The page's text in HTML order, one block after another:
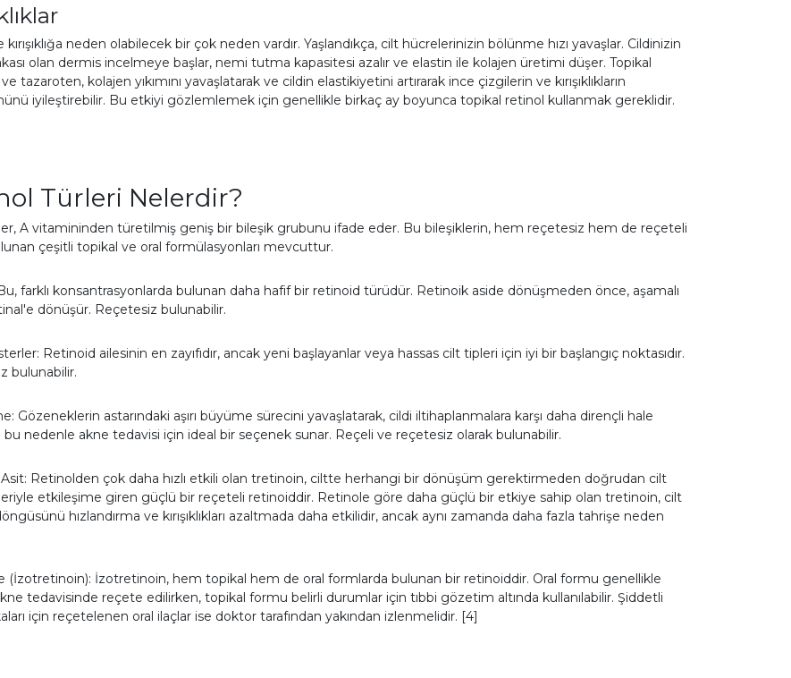
kırışıklığa neden olabilecek bir çok neden vardır. Yaşlandıkça, cilt hücrelerinizin bölünme hızı yavaşlar. Cildinizin
olan dermis incelmeye başlar, nemi tutma kapasitesi azalır ve elastin ile kolajen üretimi düşer. Topikal
tazaroten, kolajen yıkımını yavaşlatarak ve cildin elastikiyetini artırarak ince çizgilerin ve kırışıklıkların
iyileştirebilir. Bu etkiyi gözlemlemek için genellikle birkaç ay boyunca topikal retinol kullanmak gereklidir.
Türleri Nelerdir?
A vitamininden türetilmiş geniş bir bileşik grubunu ifade eder. Bu bileşiklerin, hem reçetesiz hem de reçeteli
çeşitli topikal ve oral formülasyonları mevcuttur.
farklı konsantrasyonlarda bulunan daha hafif bir retinoid türüdür. Retinoik aside dönüşmeden önce, aşamalı
dönüşür. Reçetesiz bulunabilir.
Retinoid ailesinin en zayıfıdır, ancak yeni başlayanlar veya hassas cilt tipleri için iyi bir başlangıç noktasıdır.
bulunabilir.
Gözeneklerin astarındaki aşırı büyüme sürecini yavaşlatarak, cildi iltihaplanmalara karşı daha dirençli hale
nedenle akne tedavisi için ideal bir seçenek sunar. Reçeli ve reçetesiz olarak bulunabilir.
Retinolden çok daha hızlı etkili olan tretinoin, ciltte herhangi bir dönüşüm gerektirmeden doğrudan cilt
etkileşime giren güçlü bir reçeteli retinoiddir. Retinole göre daha güçlü bir etkiye sahip olan tretinoin, cilt
hızlandırma ve kırışıklıkları azaltmada daha etkilidir, ancak aynı zamanda daha fazla tahrişe neden
(İzotretinoin): İzotretinoin, hem topikal hem de oral formlarda bulunan bir retinoiddir. Oral formu genellikle
tedavisinde reçete edilirken, topikal formu belirli durumlar için tıbbi gözetim altında kullanılabilir. Şiddetli
için reçetelenen oral ilaçlar ise doktor tarafından yakından izlenmelidir. [4]